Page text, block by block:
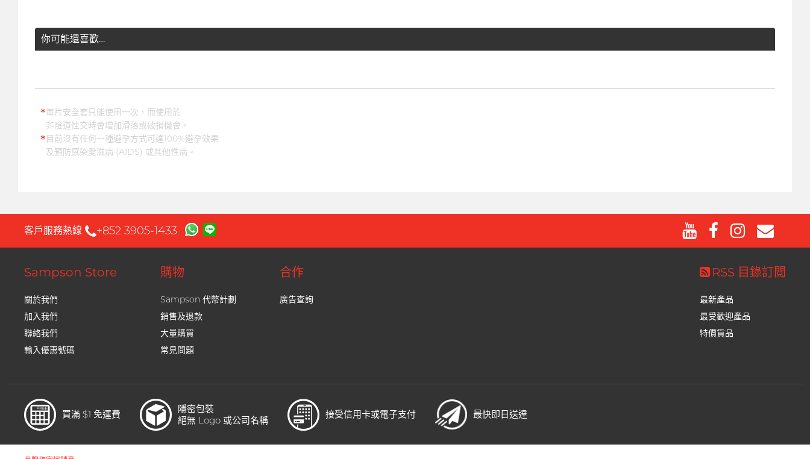
你可能還喜歡…
*每片安全套只能使用一次，而使用於
非陰道性交時會增加滑落或破損機會。
*目前沒有任何一種避孕方式可達100%避孕效果
及預防感染愛滋病 (AIDS) 或其他性病。
客戶服務熱線 +852 3905-1433
Sampson Store
關於我們
加入我們
聯絡我們
輸入優惠號碼
購物
Sampson 代幣計劃
銷售及退款
大量購買
常見問題
合作
廣告查詢
RSS 目錄訂閲
最新產品
最受歡迎產品
特價貨品
買滿 $1 免運費
隱密包裝
絕無 Logo 或公司名稱
接受信用卡或電子支付 最快即日送達